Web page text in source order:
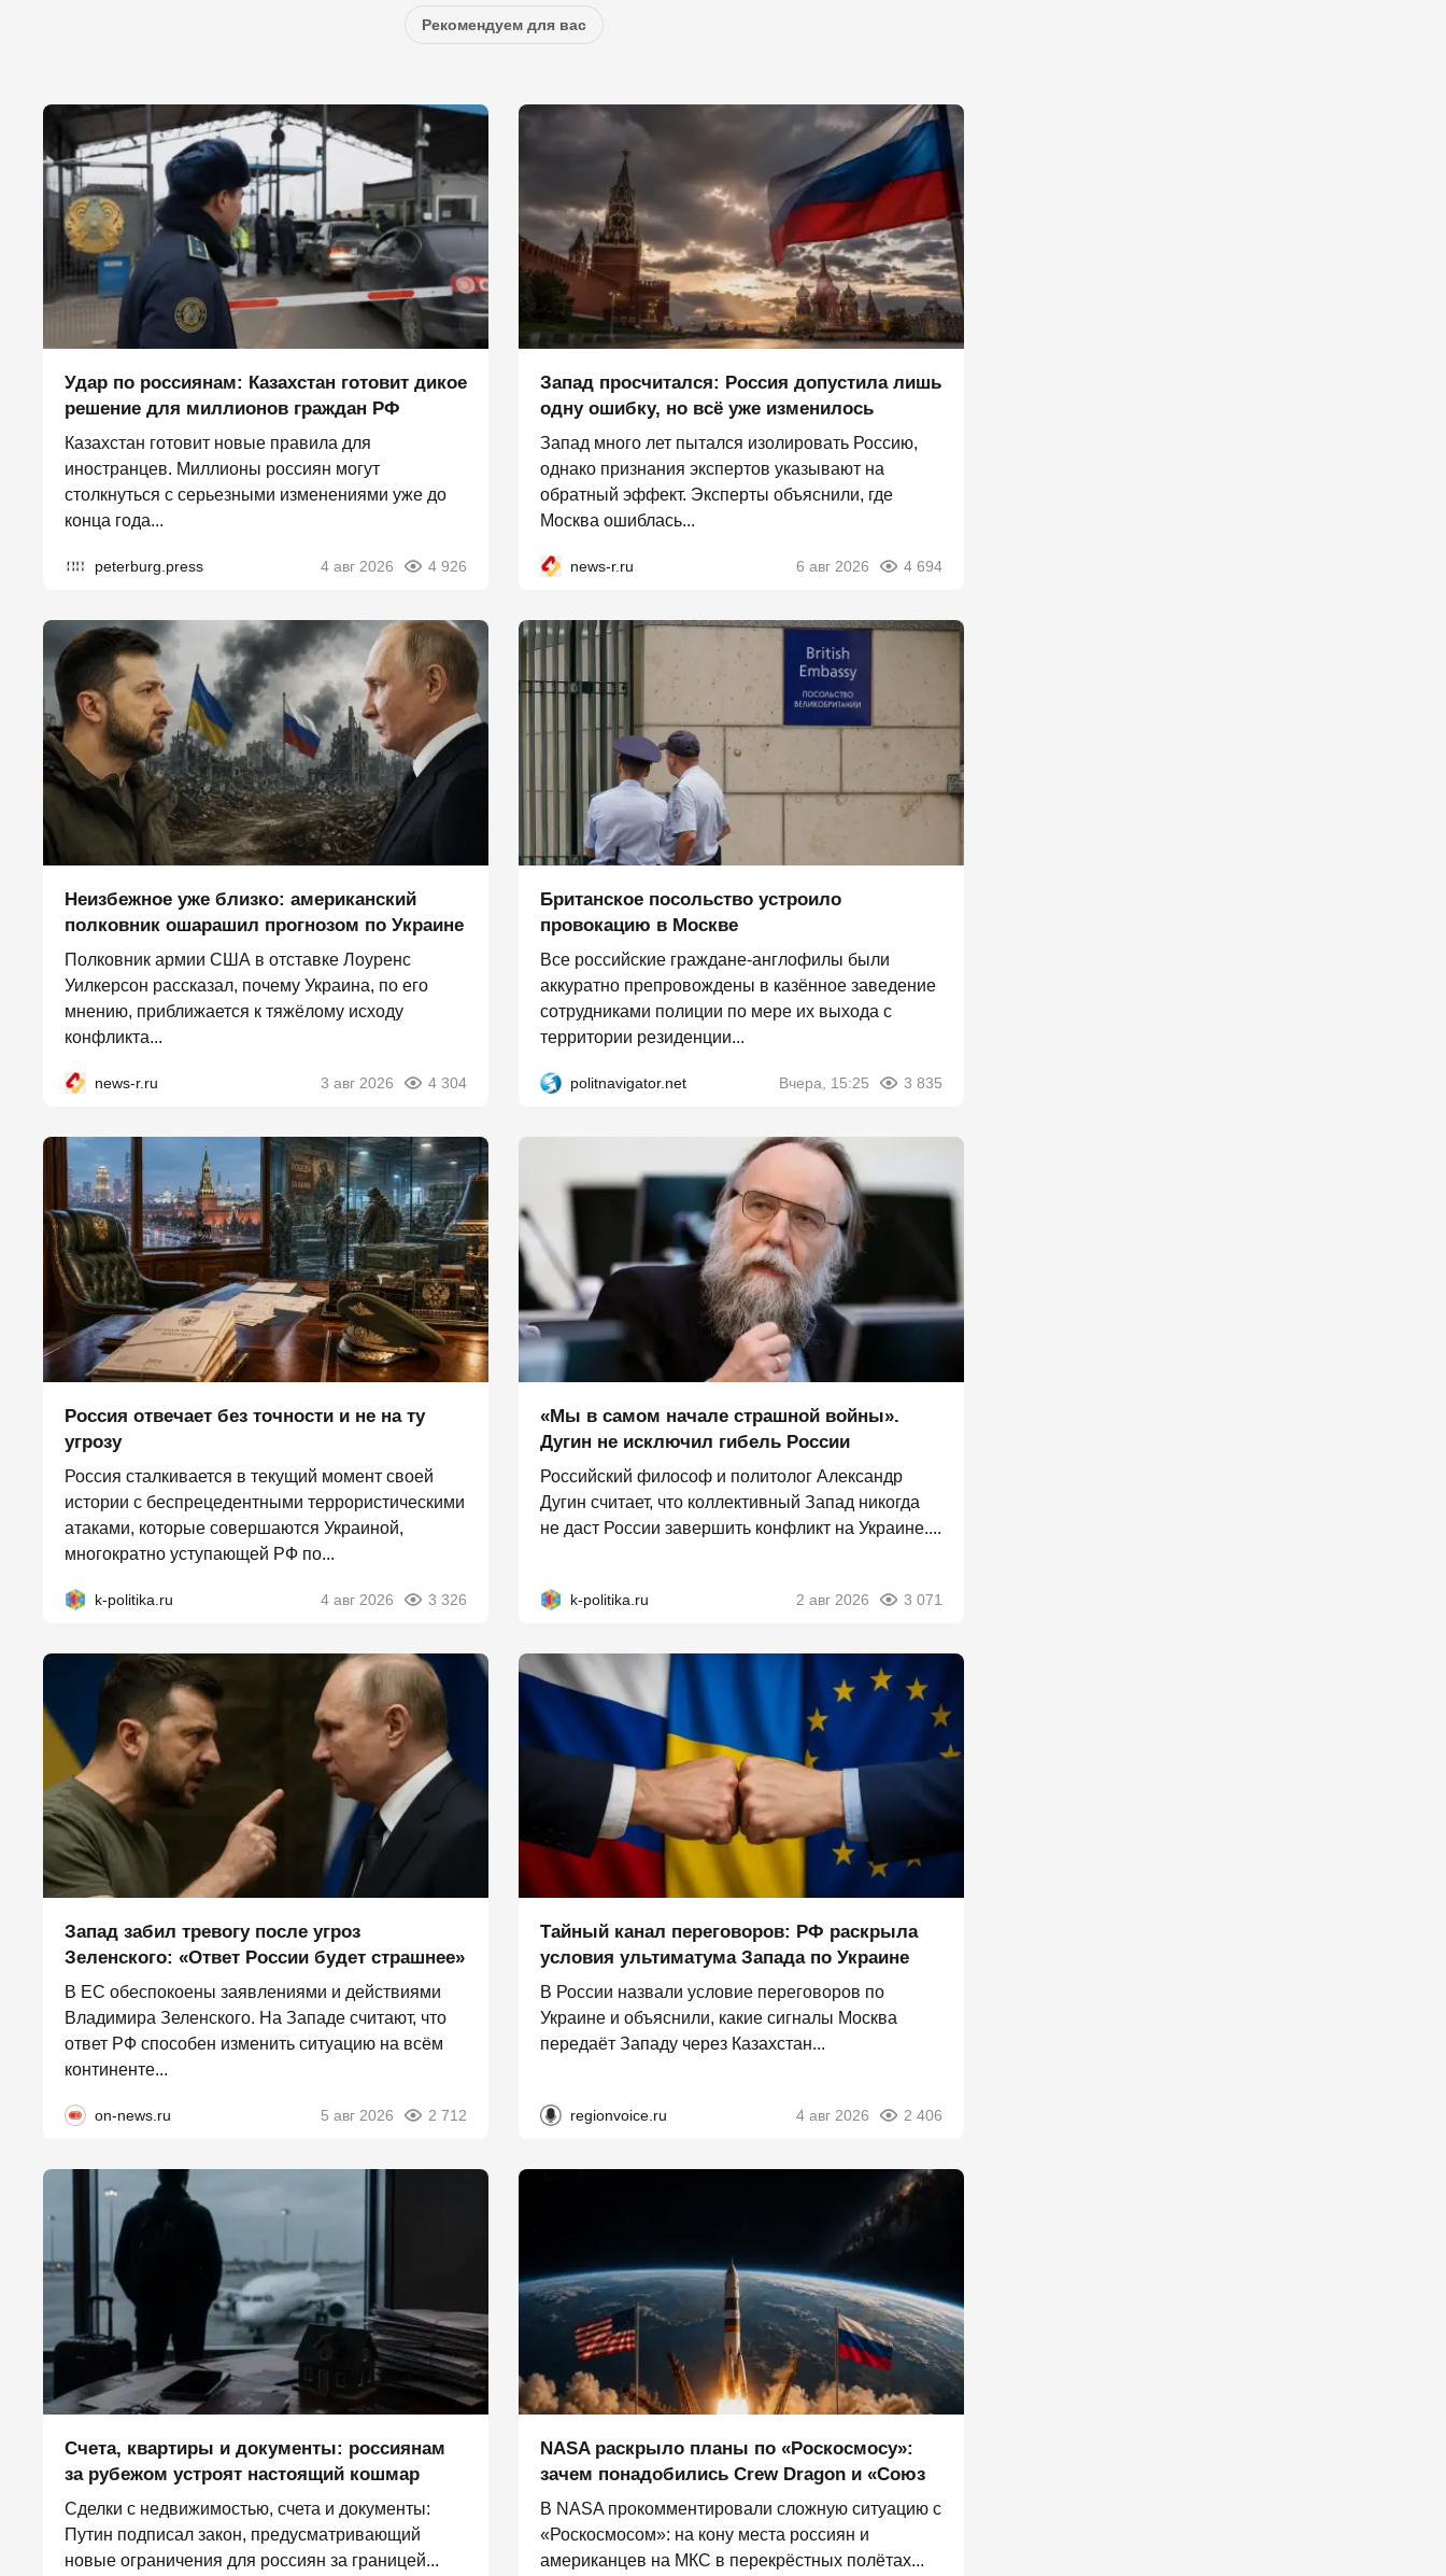
Рекомендуем для вас
Удар по россиянам: Казахстан готовит дикое
решение для миллионов граждан РФ
Казахстан готовит новые правила для
иностранцев. Миллионы россиян могут
столкнуться с серьезными изменениями уже до
конца года...
peterburg.press 4 авг 2026 4 926
Запад просчитался: Россия допустила лишь
одну ошибку, но всё уже изменилось
Запад много лет пытался изолировать Россию,
однако признания экспертов указывают на
обратный эффект. Эксперты объяснили, где
Москва ошиблась...
news-r.ru 6 авг 2026 4 694
Неизбежное уже близко: американский
полковник ошарашил прогнозом по Украине
Полковник армии США в отставке Лоуренс
Уилкерсон рассказал, почему Украина, по его
мнению, приближается к тяжёлому исходу
конфликта...
news-r.ru 3 авг 2026 4 304
Британское посольство устроило
провокацию в Москве
Все российские граждане-англофилы были
аккуратно препровождены в казённое заведение
сотрудниками полиции по мере их выхода с
территории резиденции...
politnavigator.net Вчера, 15:25 3 835
Россия отвечает без точности и не на ту
угрозу
Россия сталкивается в текущий момент своей
истории с беспрецедентными террористическими
атаками, которые совершаются Украиной,
многократно уступающей РФ по...
k-politika.ru 4 авг 2026 3 326
«Мы в самом начале страшной войны».
Дугин не исключил гибель России
Российский философ и политолог Александр
Дугин считает, что коллективный Запад никогда
не даст России завершить конфликт на Украине....
k-politika.ru 2 авг 2026 3 071
Запад забил тревогу после угроз
Зеленского: «Ответ России будет страшнее»
В ЕС обеспокоены заявлениями и действиями
Владимира Зеленского. На Западе считают, что
ответ РФ способен изменить ситуацию на всём
континенте...
on-news.ru 5 авг 2026 2 712
Тайный канал переговоров: РФ раскрыла
условия ультиматума Запада по Украине
В России назвали условие переговоров по
Украине и объяснили, какие сигналы Москва
передаёт Западу через Казахстан...
regionvoice.ru 4 авг 2026 2 406
Счета, квартиры и документы: россиянам
за рубежом устроят настоящий кошмар
Сделки с недвижимостью, счета и документы:
Путин подписал закон, предусматривающий
новые ограничения для россиян за границей...
NASA раскрыло планы по «Роскосмосу»:
зачем понадобились Crew Dragon и «Союз
В NASA прокомментировали сложную ситуацию с
«Роскосмосом»: на кону места россиян и
американцев на МКС в перекрёстных полётах...